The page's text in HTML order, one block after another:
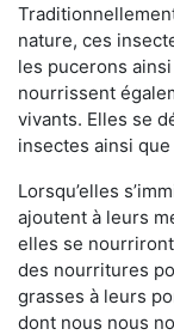
nature, ces
les pucerons
nourrissent
vivants. Elles se
insectes ainsi
Lorsqu’elles
ajoutent à leurs
elles se
des nourritures
grasses à leurs
dont nous nous